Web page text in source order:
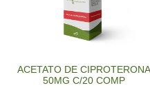
ACETATO DE CIPROTERONA
50MG C/20 COMP